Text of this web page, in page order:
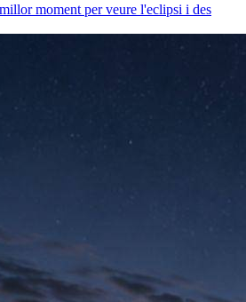
moment per veure l'eclipsi i des